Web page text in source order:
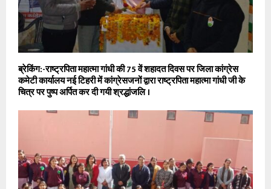
ब्रेकिंग:-राष्ट्रपिता महात्मा गांधी की 75 वें शहादत दिवस पर जिला कांग्रेस
कमेटी कार्यालय नई टिहरी में कांग्रेसजनों द्वारा राष्ट्रपिता महात्मा गांधी जी के
चित्र पर पुष्प अर्पित कर दी गयी श्रद्धांजलि ।